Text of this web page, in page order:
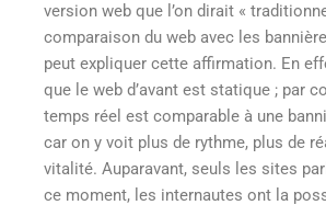
version web que l’on dirait «
comparaison du web avec les
peut expliquer cette affirmation. En
que le web d’avant est statique ; par
temps réel est comparable à une
car on y voit plus de rythme, plus de
vitalité. Auparavant, seuls les sites
ce moment, les internautes ont la